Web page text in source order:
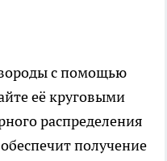
с помощью
её круговыми
распределения
получение